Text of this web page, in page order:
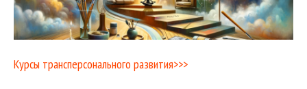
Курсы трансперсонального развития>>>